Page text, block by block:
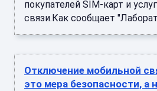
покупателей SIM‑карт и
связи.Как сообщает
Отключение мобильной
это мера безопасности, а